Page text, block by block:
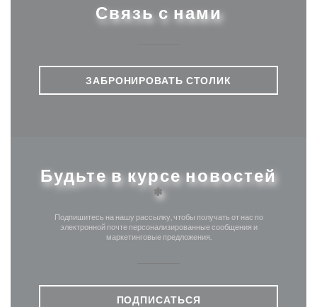
Связь с нами
ЗАБРОНИРОВАТЬ СТОЛИК
Будьте в курсе новостей
*
Подпишитесь на нашу рассылку, чтобы получать от нас по
электронной почте персонализированные сообщения и
маркетинговые предложения.
ПОДПИСАТЬСЯ